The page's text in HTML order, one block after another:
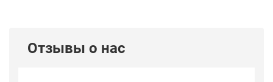
Отзывы о нас